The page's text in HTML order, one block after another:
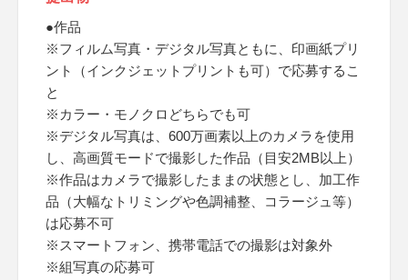
●作品
※フィルム写真・デジタル写真ともに、印画紙プリ
ント（インクジェットプリントも可）で応募するこ
と
※カラー・モノクロどちらでも可
※デジタル写真は、600万画素以上のカメラを使用
し、高画質モードで撮影した作品（目安2MB以上）
※作品はカメラで撮影したままの状態とし、加工作
品（大幅なトリミングや色調補整、コラージュ等）
は応募不可
※スマートフォン、携帯電話での撮影は対象外
※組写真の応募可